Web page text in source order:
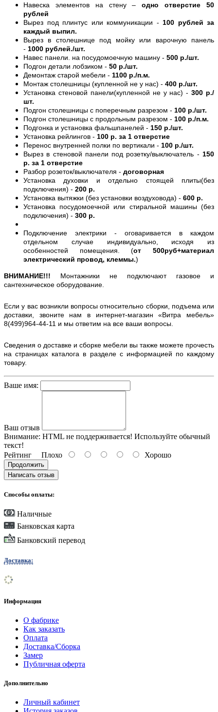
Навеска элементов на стену –одно отверстие 50
рублей
Вырез под плинтус или коммуникации - 100 рублей за
каждый выпил.
Вырез в столешнице под мойку или варочную панель
- 1000 рублей./шт.
Навес панели. на посудомоечную машину - 500 р./шт.
Подгон детали лобзиком - 50 р./шт.
Демонтаж старой мебели - 1100 р./п.м.
Монтаж столешницы (купленной не у нас) - 400 р./шт.
Установка стеновой панели(купленной не у нас) -300 р./
шт.
Подгон столешницы с поперечным разрезом - 100 р./шт.
Подгон столешницы с продольным разрезом - 100 р./п.м.
Подгонка и установка фальшпанелей - 150 р./шт.
Установка рейлингов - 100 р. за 1 отверстие
Перенос внутренней полки по вертикали - 100 р./шт.
Вырез в стеновой панели под розетку/выключатель - 150
р. за 1 отверстие
Разбор розеток/выключателя - договорная
Установка духовки и отдельно стоящей плиты(без
подключения) - 200 р.
Установка вытяжки (без установки воздуховода) - 600 р.
Установка посудомоечной или стиральной машины (без
подключения) - 300 р.
Подключение электрики - оговаривается в каждом
отдельном случае индивидуально, исходя из
особенностей помещения. (от 500руб+материал
электрический провод, клеммы.)
ВНИМАНИЕ!!! Монтажники не подключают газовое и
сантехническое оборудование.
Если у вас возникли вопросы относительно сборки, подъема или
доставки, звоните нам в интернет-магазин «Витра мебель»
8(499)964-44-11 и мы ответим на все ваши вопросы.
Сведения о доставке и сборке мебели вы также можете прочесть
на страницах каталога в разделе с информацией по каждому
товару.
Ваше имя:
Ваш отзыв
Внимание: HTML не поддерживается! Используйте обычный
текст!
Рейтинг Плохо Хорошо
Продолжить
Написать отзыв
Способы оплаты:
Наличные
Банковская карта
Банковский перевод
Доставка:
Информация
О фабрике
Как заказать
Оплата
Доставка/Сборка
Замер
Публичная оферта
Дополнительно
Личный кабинет